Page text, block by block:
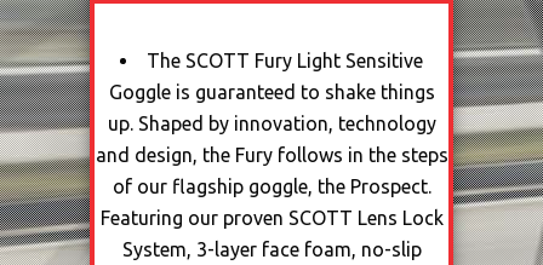
The SCOTT Fury Light Sensitive
Goggle is guaranteed to shake things
up. Shaped by innovation, technology
and design, the Fury follows in the steps
of our flagship goggle, the Prospect.
Featuring our proven SCOTT Lens Lock
System, 3-layer face foam, no-slip